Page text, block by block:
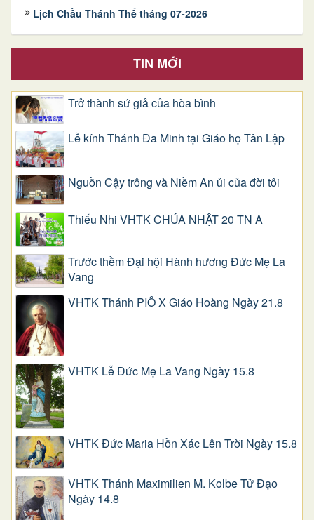
Lịch Chầu Thánh Thể tháng 07-2026
TIN MỚI
Trở thành sứ giả của hòa bình
Lễ kính Thánh Đa Minh tại Giáo họ Tân Lập
Nguồn Cậy trông và Niềm An ủi của đời tôi
Thiếu Nhi VHTK CHÚA NHẬT 20 TN A
Trước thềm Đại hội Hành hương Đức Mẹ La
Vang
VHTK Thánh PIÔ X Giáo Hoàng Ngày 21.8
VHTK Lễ Đức Mẹ La Vang Ngày 15.8
VHTK Đức Maria Hồn Xác Lên Trời Ngày 15.8
VHTK Thánh Maximilien M. Kolbe Tử Đạo
Ngày 14.8